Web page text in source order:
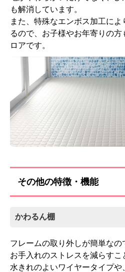
も解消しています。
また、特殊なエンボス加工に
るので、お子様やお年寄りの
ロアです。
その他の特徴・機能
かわるん棚
フレームの取り外しが簡単な
お手入れのストレスを減らすこ
水きれのよいワイヤータイプ